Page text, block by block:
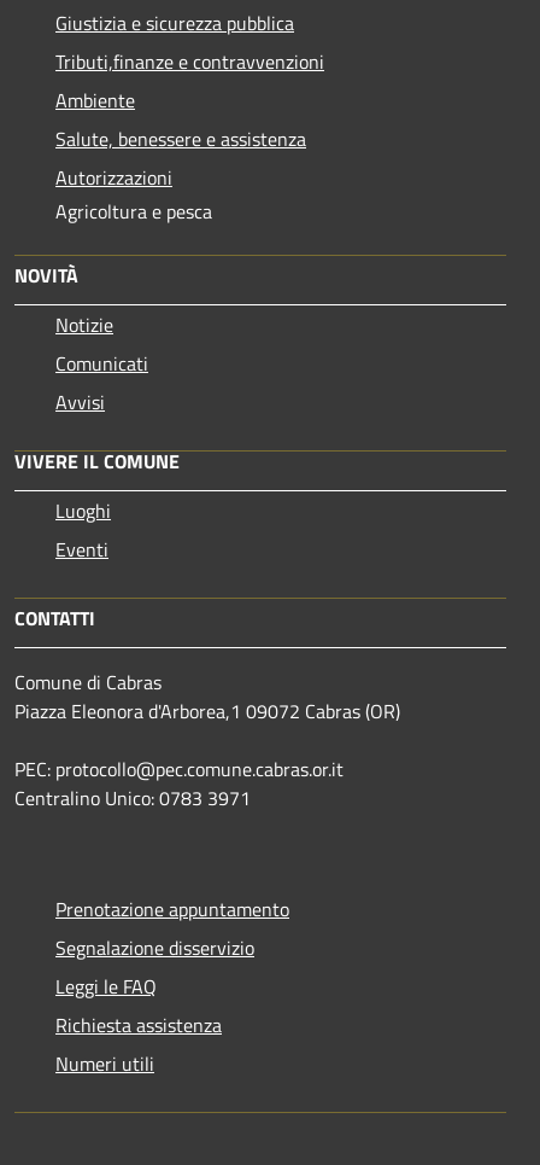
Giustizia e sicurezza pubblica
Tributi,finanze e contravvenzioni
Ambiente
Salute, benessere e assistenza
Autorizzazioni
Agricoltura e pesca
NOVITÀ
Notizie
Comunicati
Avvisi
VIVERE IL COMUNE
Luoghi
Eventi
CONTATTI
Comune di Cabras
Piazza Eleonora d'Arborea,1 09072 Cabras (OR)
PEC: protocollo@pec.comune.cabras.or.it
Centralino Unico: 0783 3971
Prenotazione appuntamento
Segnalazione disservizio
Leggi le FAQ
Richiesta assistenza
Numeri utili